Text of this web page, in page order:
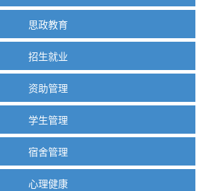
思政教育
招生就业
资助管理
学生管理
宿舍管理
心理健康